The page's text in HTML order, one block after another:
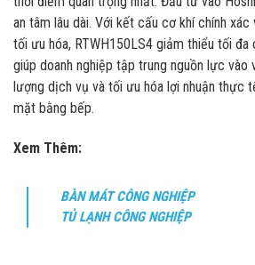
an tâm lâu dài. Với kết cấu cơ khí chính
tối ưu hóa, RTWH150LS4 giảm thiểu tối
giúp doanh nghiệp tập trung nguồn lực vào
lượng dịch vụ và tối ưu hóa lợi nhuận thực
mặt bằng bếp.
Xem Thêm:
BÀN MÁT CÔNG NGHIỆP
TỦ LẠNH CÔNG NGHIỆP